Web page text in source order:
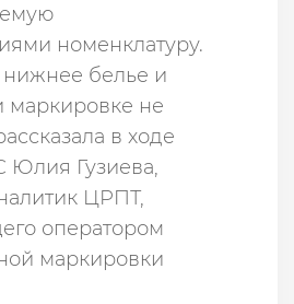
номенклатуру.
белье и
маркировке не
в ходе
Юлия Гузиева,
ЦРПТ,
оператором
маркировки